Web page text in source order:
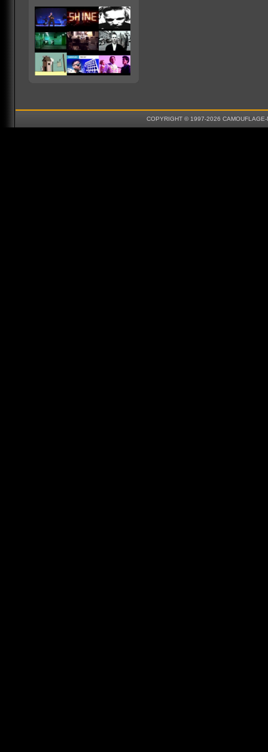
COPYRIGHT © 1997-2026 CAMOUFLAGE-